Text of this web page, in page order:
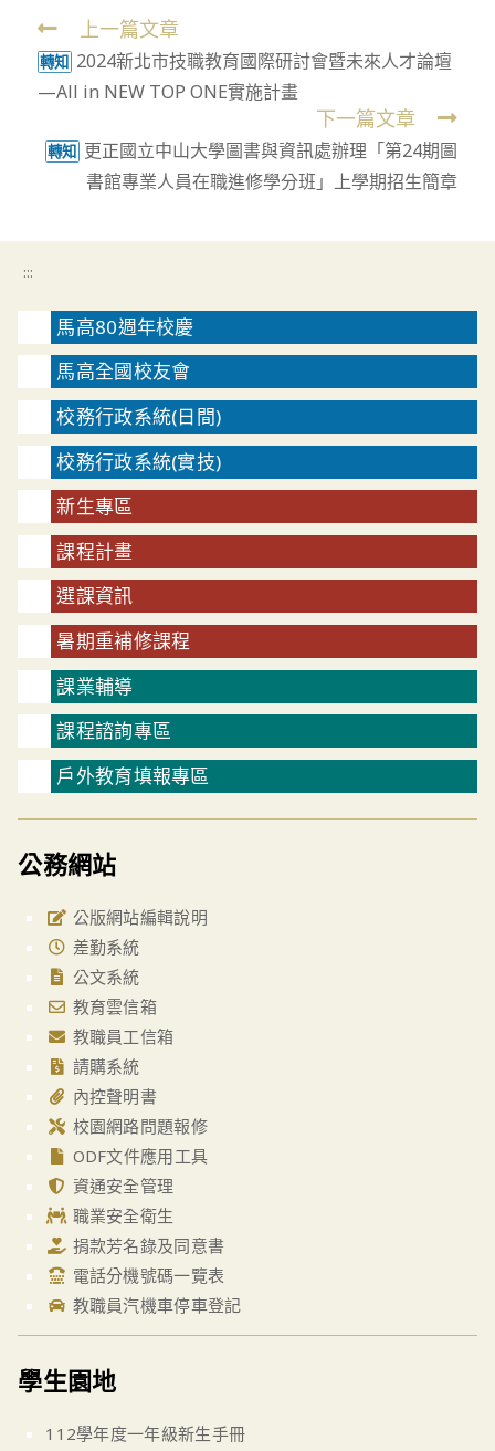
Read
more
articles
上一篇文章
轉知 2024新北市技職教育國際研討會暨未來人才論壇
—All in NEW TOP ONE實施計畫
下一篇文章
轉知 更正國立中山大學圖書與資訊處辦理「第24期圖
書館專業人員在職進修學分班」上學期招生簡章
:::
馬高80週年校慶
馬高全國校友會
校務行政系統(日間)
校務行政系統(實技)
新生專區
課程計畫
選課資訊
暑期重補修課程
課業輔導
課程諮詢專區
戶外教育填報專區
公務網站
公版網站編輯說明
差勤系統
公文系統
教育雲信箱
教職員工信箱
請購系統
內控聲明書
校園網路問題報修
ODF文件應用工具
資通安全管理
職業安全衛生
捐款芳名錄及同意書
電話分機號碼一覽表
教職員汽機車停車登記
學生園地
112學年度一年級新生手冊